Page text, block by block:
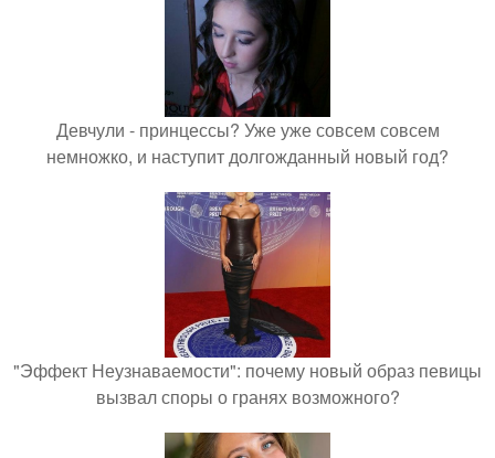
Девчули - принцессы? Уже уже совсем совсем
немножко, и наступит долгожданный новый год?
"Эффект Неузнаваемости": почему новый образ певицы
вызвал споры о гранях возможного?